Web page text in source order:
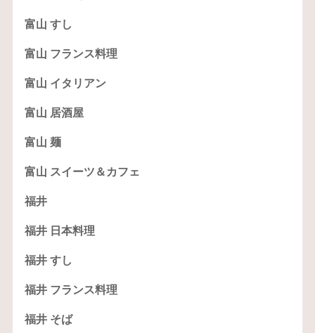
富山 すし
富山 フランス料理
富山 イタリアン
富山 居酒屋
富山 麺
富山 スイーツ＆カフェ
福井
福井 日本料理
福井 すし
福井 フランス料理
福井 そば